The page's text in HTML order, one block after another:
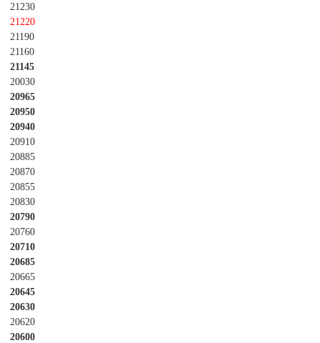
21230
21220
21190
21160
21145
20030
20965
20950
20940
20910
20885
20870
20855
20830
20790
20760
20710
20685
20665
20645
20630
20620
20600